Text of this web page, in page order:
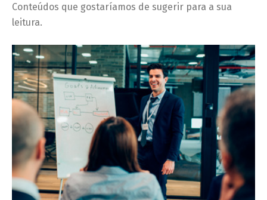
Conteúdos que gostaríamos de sugerir para a sua
leitura.